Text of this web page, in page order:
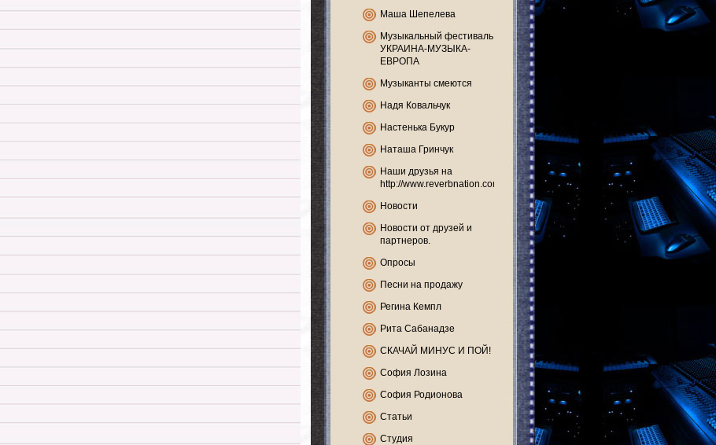
Маша Шепелева
Музыкальный фестиваль
УКРАИНА-МУЗЫКА-
ЕВРОПА
Музыканты смеются
Надя Ковальчук
Настенька Букур
Наташа Гринчук
Наши друзья на
http://www.reverbnation.com
Новости
Новости от друзей и
партнеров.
Опросы
Песни на продажу
Регина Кемпл
Рита Сабанадзе
СКАЧАЙ МИНУС И ПОЙ!
София Лозина
София Родионова
Статьи
Студия